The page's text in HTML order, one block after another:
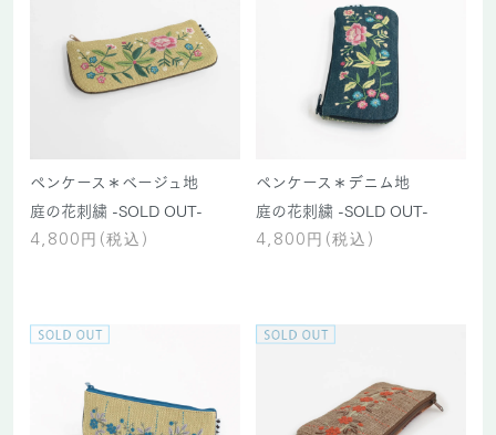
ペンケース＊ベージュ地
庭の花刺繍 -SOLD OUT-
4,800円(税込)
ペンケース＊デニム地
庭の花刺繍 -SOLD OUT-
4,800円(税込)